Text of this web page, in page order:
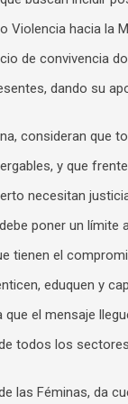
Violencia hacia la
de convivencia
dando su
consideran que
y que
necesitan
poner un
tienen el
eduquen y
que el mensaje
todos los
las Féminas, da